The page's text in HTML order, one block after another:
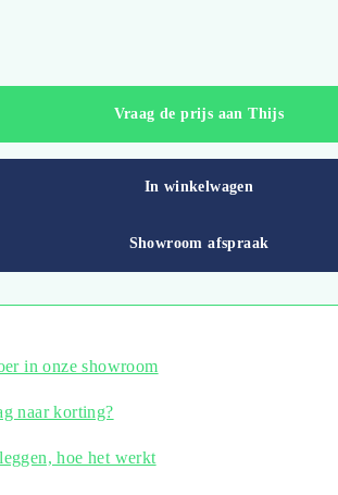
Vraag de prijs aan Thijs
In winkelwagen
Showroom afspraak
in onze showroom
naar korting?
hoe het werkt